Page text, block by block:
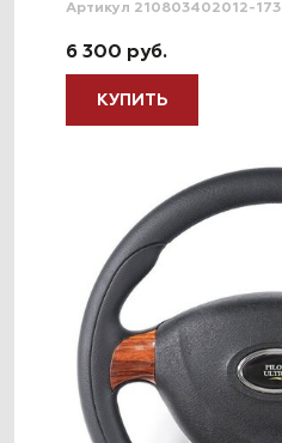
Артикул 210803402012-173
6 300 руб.
КУПИТЬ